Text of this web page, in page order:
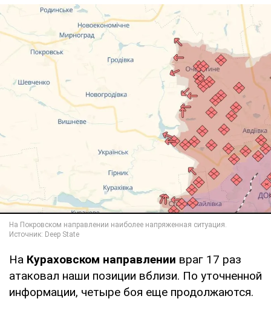
На Кураховском направлении враг 17 раз
атаковал наши позиции вблизи. По уточненной
информации, четыре боя еще продолжаются.